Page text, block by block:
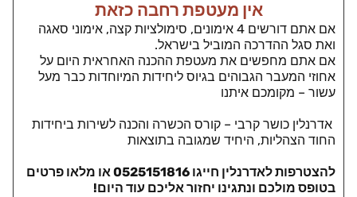
אין מעטפת רחבה כזאת
אם אתם דורשים 4 אימונים, סימולציות קצה, אימוני סאגה
ואת סגל ההדרכה המוביל בישראל.
אם אתם מחפשים את מעטפת ההכנה האחראית היום על
אחוזי המעבר הגבוהים בגיוס ליחידות המיוחדות כבר מעל
עשור – מקומכם איתנו
אדרנלין כושר קרבי – קורס הכשרה והכנה לשירות ביחידות
החוד הצהליות, היחיד שמגובה בתוצאות
להצטרפות לאדרנלין חייגו 0525151816 או מלאו פרטים
בטופס מולכם ונתגינו יחזור אליכם עוד היום!